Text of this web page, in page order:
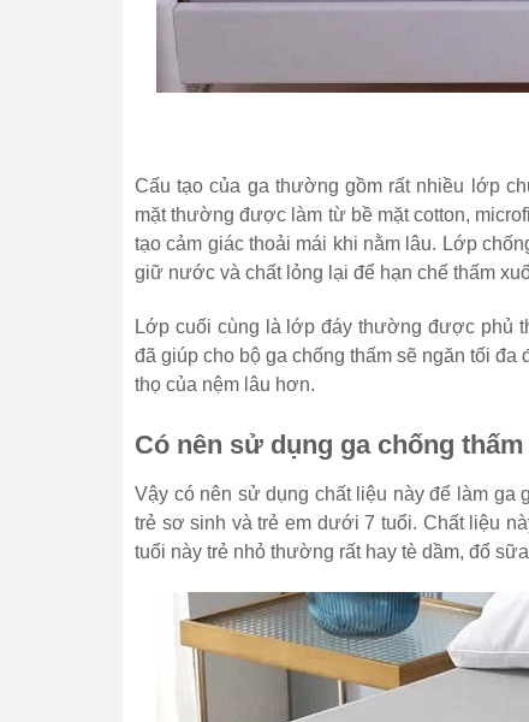
Cấu tạo của ga thường gồm rất nhiều lớp
mặt thường được làm từ bề mặt cotton,
tạo cảm giác thoải mái khi nằm lâu. Lớp
giữ nước và chất lỏng lại để hạn chế thấm
Lớp cuối cùng là lớp đáy thường được phủ
đã giúp cho bộ ga chống thấm sẽ ngăn tối
thọ của nệm lâu hơn.
Có nên sử dụng ga chống
Vậy có nên sử dụng chất liệu này để làm ga
trẻ sơ sinh và trẻ em dưới 7 tuổi. Chất liệu
tuổi này trẻ nhỏ thường rất hay tè dầm, đổ